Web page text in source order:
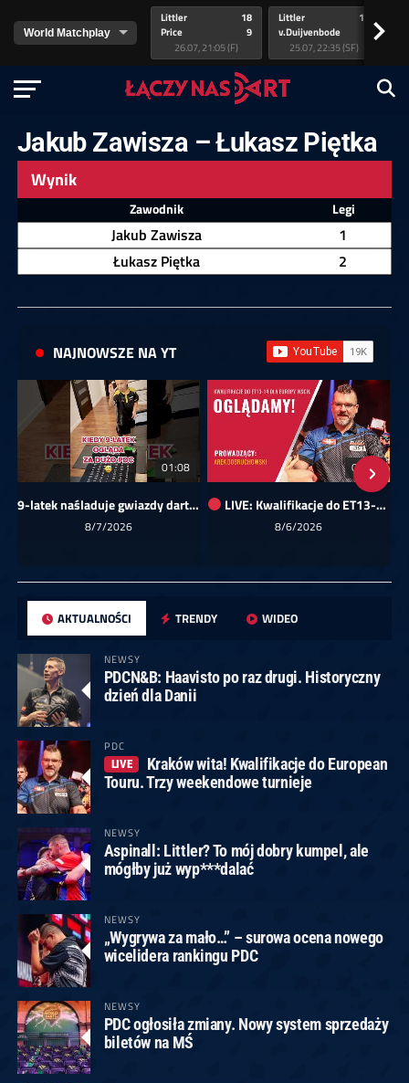
Littler
Price
18
9
26.07, 21:05 (F)
Littler
v.Duijvenbode
17
25.07, 22:35 (SF)
>
Jakub Zawisza – Łukasz Piętka
Wynik
Zawodnik Legi
Jakub Zawisza
1
Łukasz Piętka
2
NAJNOWSZE NA YT
01:08
9-latek naśladuje gwiazdy darta!
8/7/2026
00:00
LIVE: Kwalifikacje do ET13-14 dla Europy Wschodniej
8/6/2026
AKTUALNOŚCI TRENDY WIDEO
NEWSY
PDCN&B: Haavisto po raz drugi. Historyczny
dzień dla Danii
PDC
LIVE
Kraków wita! Kwalifikacje do European
Touru. Trzy weekendowe turnieje
NEWSY
Aspinall: Littler? To mój dobry kumpel, ale
mógłby już wyp***dalać
NEWSY
„Wygrywa za mało…” – surowa ocena nowego
wicelidera rankingu PDC
NEWSY
PDC ogłosiła zmiany. Nowy system sprzedaży
biletów na MŚ